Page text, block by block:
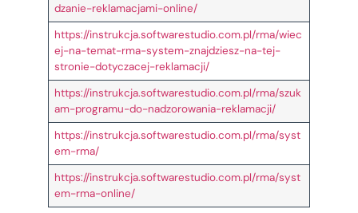
dzanie-reklamacjami-online/
https://instrukcja.softwarestudio.com.pl/rma/wiec
ej-na-temat-rma-system-znajdziesz-na-tej-
stronie-dotyczacej-reklamacji/
https://instrukcja.softwarestudio.com.pl/rma/szuk
am-programu-do-nadzorowania-reklamacji/
https://instrukcja.softwarestudio.com.pl/rma/syst
em-rma/
https://instrukcja.softwarestudio.com.pl/rma/syst
em-rma-online/